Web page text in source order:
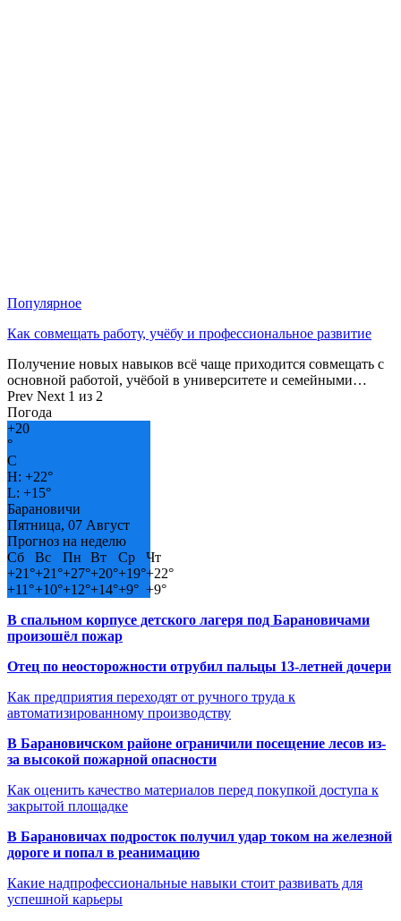
Популярное
Как совмещать работу, учёбу и профессиональное развитие
Получение новых навыков всё чаще приходится совмещать с
основной работой, учёбой в университете и семейными…
Prev Next 1 из 2
Погода
+20
°
C
H: +22°
L: +15°
Барановичи
Пятница, 07 Август
Прогноз на неделю
Сб
Вс Пн Вт Ср
Чт
+21°+21°+27°+20°+19°+22°
+11°+10°+12°+14°+9° +9°
В спальном корпусе детского лагеря под Барановичами
произошёл пожар
Отец по неосторожности отрубил пальцы 13-летней дочери
Как предприятия переходят от ручного труда к
автоматизированному производству
В Барановичском районе ограничили посещение лесов из-
за высокой пожарной опасности
Как оценить качество материалов перед покупкой доступа к
закрытой площадке
В Барановичах подросток получил удар током на железной
дороге и попал в реанимацию
Какие надпрофессиональные навыки стоит развивать для
успешной карьеры